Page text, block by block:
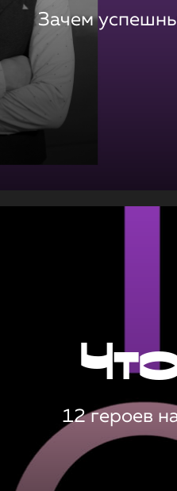
Зачем
12 героев